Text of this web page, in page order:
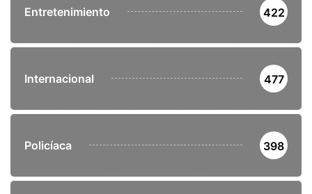
Entretenimiento 422
Internacional 477
Policíaca 398